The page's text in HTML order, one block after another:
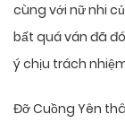
cùng với nữ nhi
bất quá ván đã
ý chịu trách
Đỡ Cuồng Yên